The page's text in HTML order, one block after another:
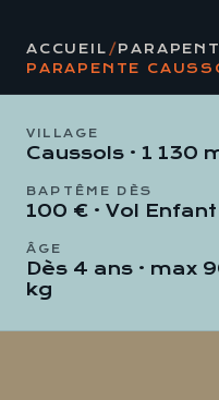
ACCUEIL /
PARAPENTE
VILLAGE
Caussols · 1 130
BAPTÊME DÈS
100 € · Vol Enfant
ÂGE
Dès 4 ans · max
kg